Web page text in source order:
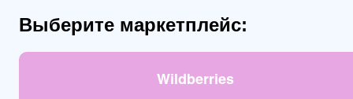
Выберите маркетплейс:
Wildberries